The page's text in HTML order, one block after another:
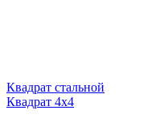
Квадрат стальной
Квадрат 4х4